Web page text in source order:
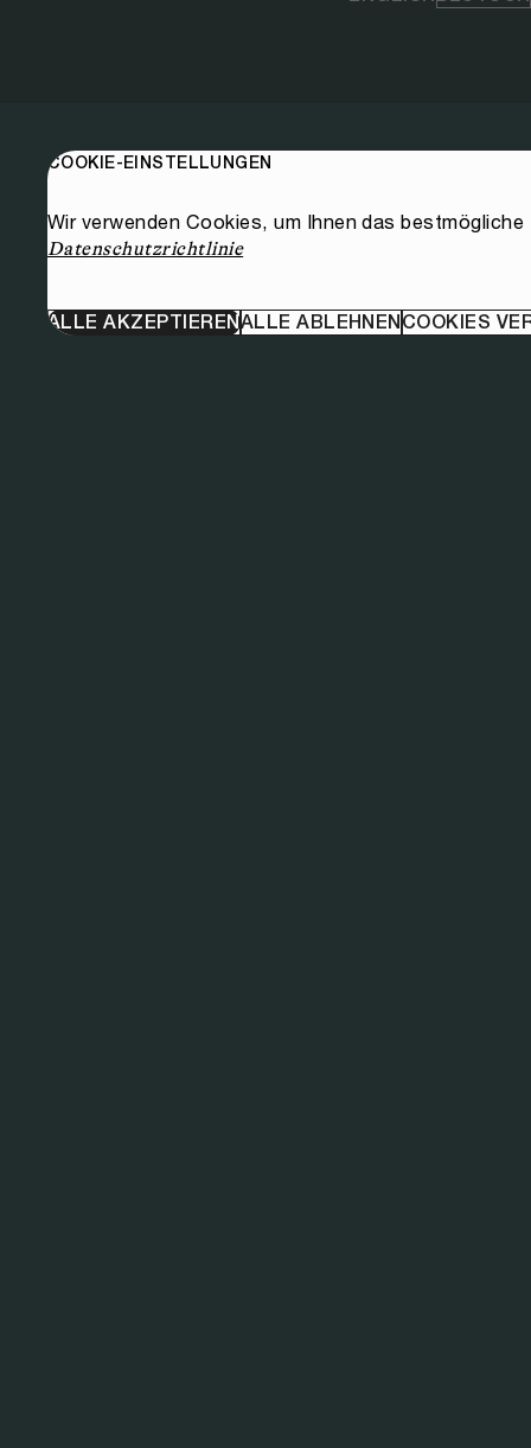
COOKIE-EINSTELLUNGEN
Wir verwenden Cookies, um Ihnen das
Datenschutzrichtlinie
ALLE AKZEPTIERENALLE ABLEHNENCOOKIES